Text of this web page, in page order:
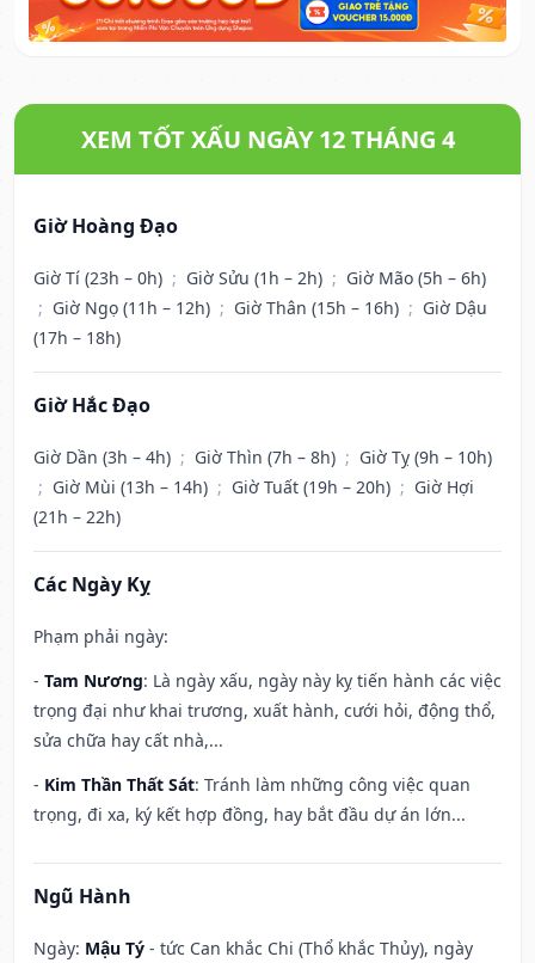
XEM TỐT XẤU NGÀY 12 THÁNG 4
Giờ Hoàng Đạo
Giờ Tí (23h – 0h) ; Giờ Sửu (1h – 2h) ; Giờ Mão (5h – 6h)
; Giờ Ngọ (11h – 12h) ; Giờ Thân (15h – 16h) ; Giờ Dậu
(17h – 18h)
Giờ Hắc Đạo
Giờ Dần (3h – 4h) ; Giờ Thìn (7h – 8h) ; Giờ Tỵ (9h – 10h)
; Giờ Mùi (13h – 14h) ; Giờ Tuất (19h – 20h) ; Giờ Hợi
(21h – 22h)
Các Ngày Kỵ
Phạm phải ngày:
- Tam Nương: Là ngày xấu, ngày này kỵ tiến hành các việc
trọng đại như khai trương, xuất hành, cưới hỏi, động thổ,
sửa chữa hay cất nhà,...
- Kim Thần Thất Sát: Tránh làm những công việc quan
trọng, đi xa, ký kết hợp đồng, hay bắt đầu dự án lớn...
Ngũ Hành
Ngày: Mậu Tý - tức Can khắc Chi (Thổ khắc Thủy), ngày